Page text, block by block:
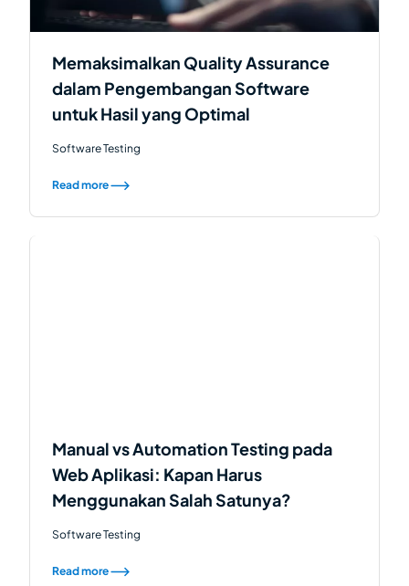
Memaksimalkan Quality Assurance
dalam Pengembangan Software
untuk Hasil yang Optimal
Software Testing
Read more
Manual vs Automation Testing pada
Web Aplikasi: Kapan Harus
Menggunakan Salah Satunya?
Software Testing
Read more